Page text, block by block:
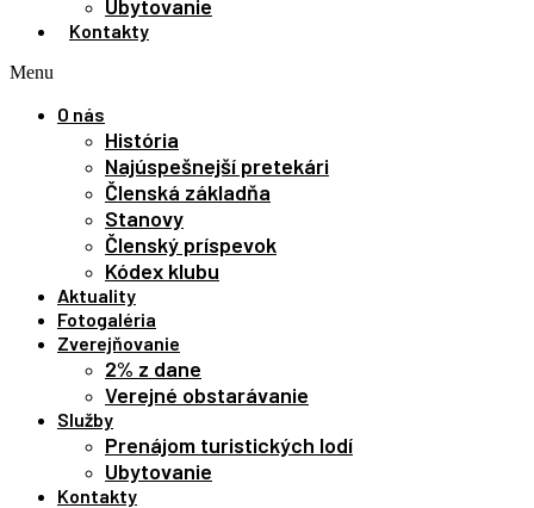
Ubytovanie
Kontakty
Menu
O nás
História
Najúspešnejší pretekári
Členská základňa
Stanovy
Členský príspevok
Kódex klubu
Aktuality
Fotogaléria
Zverejňovanie
2% z dane
Verejné obstarávanie
Služby
Prenájom turistických lodí
Ubytovanie
Kontakty